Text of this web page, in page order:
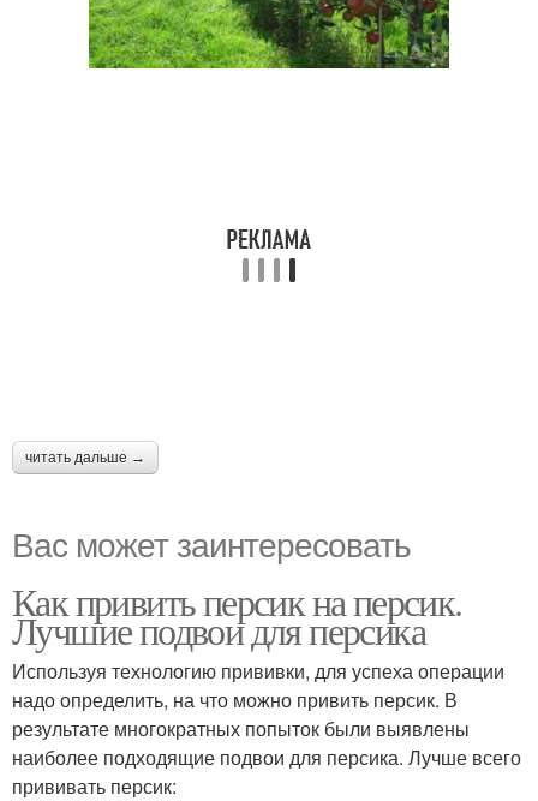
читать дальше →
Вас может заинтересовать
Как привить персик на персик.
Лучшие подвои для персика
Используя технологию прививки, для успеха операции
надо определить, на что можно привить персик. В
результате многократных попыток были выявлены
наиболее подходящие подвои для персика. Лучше всего
прививать персик: